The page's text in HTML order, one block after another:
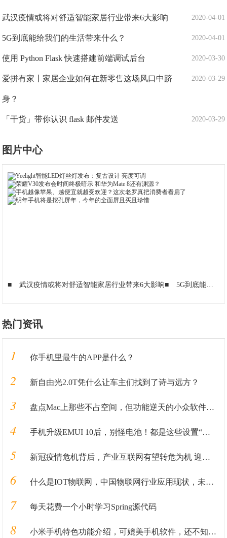
2020-04-01
武汉疫情或将对舒适智能家居行业带来6大影响
2020-04-01
5G到底能给我们的生活带来什么？
2020-03-30
使用 Python Flask 快速搭建前端调试后台
2020-03-29
爱拼有家丨家居企业如何在新零售这场风口中跻
身？
2020-03-29
「干货」带你认识 flask 邮件发送
图片中心
■ 武汉疫情或将对舒适智能家居行业带来6大影响■ 5G到底能给我们的生活带来什么？
热门资讯
1 你手机里最牛的APP是什么？
2 新自由光2.0T凭什么让车主们找到了诗与远方？
3 盘点Mac上那些不占空间，但功能逆天的小众软件APP
4 手机升级EMUI 10后，别怪电池！都是这些设置“惹的祸”！
5 新冠疫情危机背后，产业互联网有望转危为机 迎来新的发展窗口
6 什么是IOT物联网，中国物联网行业应用现状，未来十大发展方向
7 每天花费一个小时学习Spring源代码
8 小米手机特色功能介绍，可媲美手机软件，还不知道的快进来看